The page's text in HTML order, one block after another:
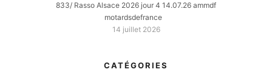
833/ Rasso Alsace 2026 jour 4 14.07.26 ammdf
motardsdefrance
14 juillet 2026
CATÉGORIES